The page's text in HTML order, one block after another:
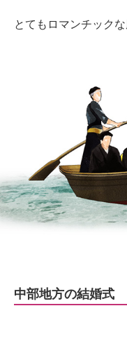
とてもロマンチックな
中部地方の結婚式